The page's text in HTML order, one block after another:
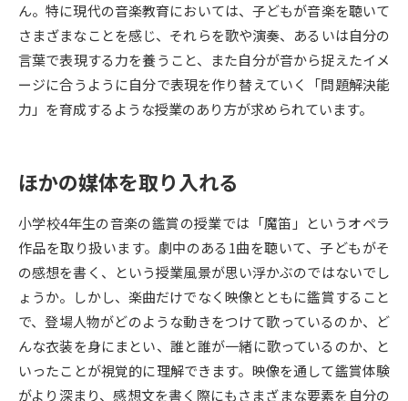
大学で学べる内容や特徴を調べる
新増設大学・学部・学科特集
国際・グローバルに強い大学特
集
デジタルパンフレット 進路の３択
新学年スタート号特集ページ
（高3生用）
新学年スタート号特集ページ
（高2生用）
SELFBRAND特集ページ
オープンキャンパスなどを調べる
オープンキャンパス検索 実施プログラムから探す
ん。特に現代の音楽教育においては、子どもが音楽を聴いて
さまざまなことを感じ、それらを歌や演奏、あるいは自分の
言葉で表現する力を養うこと、また自分が音から捉えたイメ
ージに合うように自分で表現を作り替えていく「問題解決能
力」を育成するような授業のあり方が求められています。
ほかの媒体を取り入れる
小学校4年生の音楽の鑑賞の授業では「魔笛」というオペラ
作品を取り扱います。劇中のある1曲を聴いて、子どもがそ
の感想を書く、という授業風景が思い浮かぶのではないでし
ょうか。しかし、楽曲だけでなく映像とともに鑑賞すること
で、登場人物がどのような動きをつけて歌っているのか、ど
んな衣装を身にまとい、誰と誰が一緒に歌っているのか、と
いったことが視覚的に理解できます。映像を通して鑑賞体験
がより深まり、感想文を書く際にもさまざまな要素を自分の